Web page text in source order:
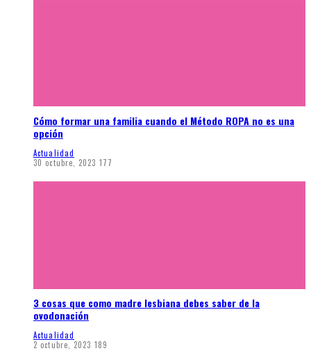
Cómo formar una familia cuando el Método ROPA no es una
opción
Actualidad
30 octubre, 2023 177
3 cosas que como madre lesbiana debes saber de la
ovodonación
Actualidad
2 octubre, 2023 189